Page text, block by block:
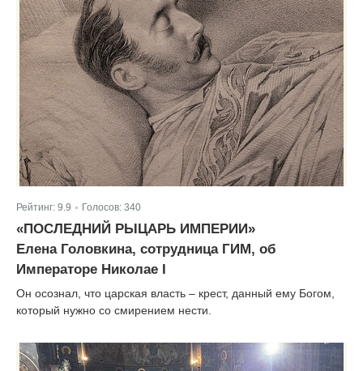
Рейтинг: 9.9 Голосов: 340
«ПОСЛЕДНИЙ РЫЦАРЬ ИМПЕРИИ»
Елена Головкина, сотрудница ГИМ, об
Императоре Николае I
Он осознал, что царская власть – крест, данный ему Богом,
который нужно со смирением нести.